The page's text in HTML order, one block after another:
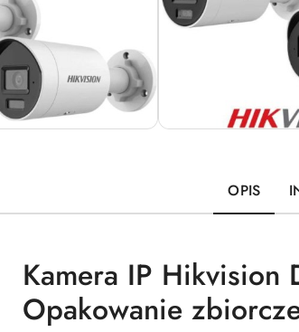
OPIS
Kamera IP Hikvision
Opakowanie